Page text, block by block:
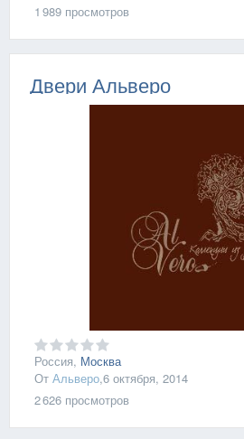
1 989 просмотров
Двери Альверо
Россия, Москва
От Альверо,6 октября, 2014
2 626 просмотров